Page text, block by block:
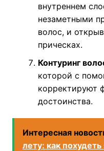
внутреннем
незаметными
волос, и
прическах.
Контуринг
которой с
корректируют
достоинства.
Интересная
лету: как